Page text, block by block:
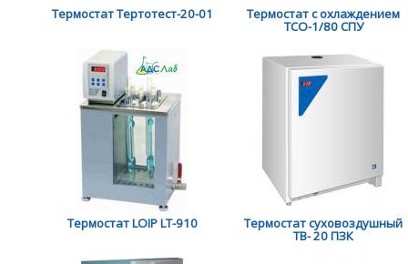
Термостат Тертотест-20-01 Термостат с охлаждением
ТСО-1/80 СПУ
Термостат LOIP LT-910 Термостат суховоздушный
ТВ- 20 ПЗК